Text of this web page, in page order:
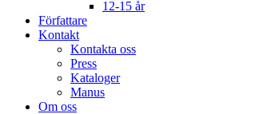
12-15 år
Författare
Kontakt
Kontakta oss
Press
Kataloger
Manus
Om oss